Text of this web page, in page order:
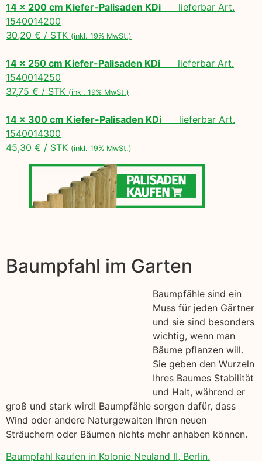
14 x 200 cm Kiefer-Palisaden KDi lieferbar Art.
1540014200
30,20 € / STK (inkl. 19% MwSt.)
14 x 250 cm Kiefer-Palisaden KDi lieferbar Art.
1540014250
37,75 € / STK (inkl. 19% MwSt.)
14 x 300 cm Kiefer-Palisaden KDi lieferbar Art.
1540014300
45,30 € / STK (inkl. 19% MwSt.)
Baumpfahl im Garten
Baumpfähle sind ein
Muss für jeden Gärtner
und sie sind besonders
wichtig, wenn man
Bäume pflanzen will.
Sie geben den Wurzeln
Ihres Baumes Stabilität
und Halt, während er
groß und stark wird! Baumpfähle sorgen dafür, dass
Wind oder andere Naturgewalten Ihren neuen
Sträuchern oder Bäumen nichts mehr anhaben können.
Baumpfahl kaufen in Kolonie Neuland II, Berlin.